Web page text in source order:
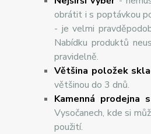
obrátit i s poptávkou
- je velmi
Nabídku produktů
pravidelně.
Většina položek
většinou do 3 dnů.
Kamenná prodejna
Vysočanech, kde si
použití.